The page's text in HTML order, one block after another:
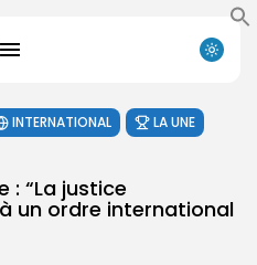
INTERNATIONAL
LA UNE
: “La justice
un ordre international